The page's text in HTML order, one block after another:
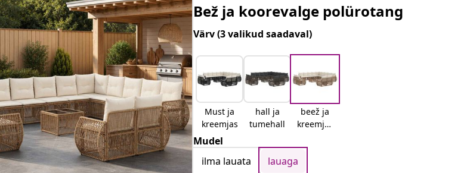
Bež ja koorevalge polürotang
Värv(3 valikud saadaval)
Must ja
kreemjas
hall ja
tumehall
beež ja
kreemjas
Mudel
ilma lauata
lauaga